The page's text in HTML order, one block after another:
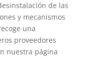
de las
y mecanismos
una
proveedores
nuestra página